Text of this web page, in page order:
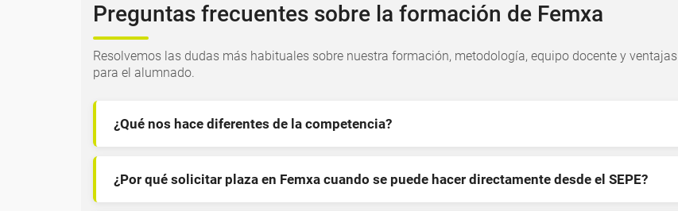
Preguntas frecuentes sobre la formación de Femxa
Resolvemos las dudas más habituales sobre nuestra formación, metodología, equipo docente y ventajas
para el alumnado.
¿Qué nos hace diferentes de la competencia?
¿Por qué solicitar plaza en Femxa cuando se puede hacer directamente desde el SEPE?